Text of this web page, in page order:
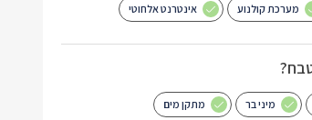
מערכת קולנוע אינטרנט אלחוטי
מיני בר מתקן מים